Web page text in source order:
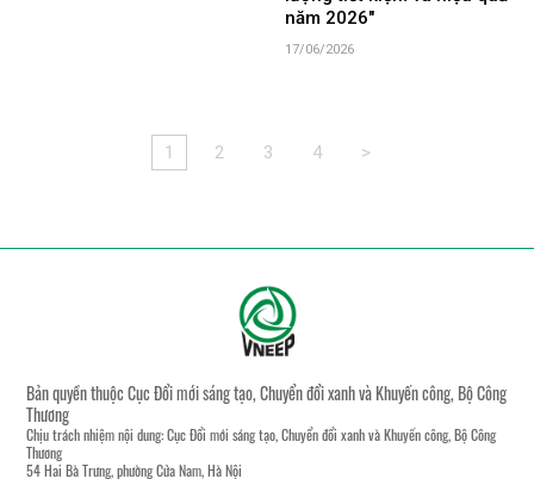
năm 2026"
17/06/2026
1 2 3 4 >
Bản quyền thuộc Cục Đổi mới sáng tạo, Chuyển đổi xanh và Khuyến công, Bộ Công
Thương
Chịu trách nhiệm nội dung: Cục Đổi mới sáng tạo, Chuyển đổi xanh và Khuyến công, Bộ Công
Thương
54 Hai Bà Trưng, phường Cửa Nam, Hà Nội